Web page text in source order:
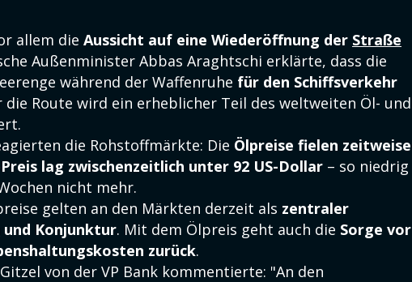
allem die Aussicht auf eine Wiederöffnung der Straße
Außenminister Abbas Araghtschi erklärte, dass die
während der Waffenruhe für den Schiffsverkehr
die Route wird ein erheblicher Teil des weltweiten Öl- und
die Rohstoffmärkte: Die Ölpreise fielen zeitweise
lag zwischenzeitlich unter 92 US-Dollar – so niedrig
nicht mehr.
gelten an den Märkten derzeit als zentraler
und Konjunktur. Mit dem Ölpreis geht auch die Sorge vor
zurück.
von der VP Bank kommentierte: "An den